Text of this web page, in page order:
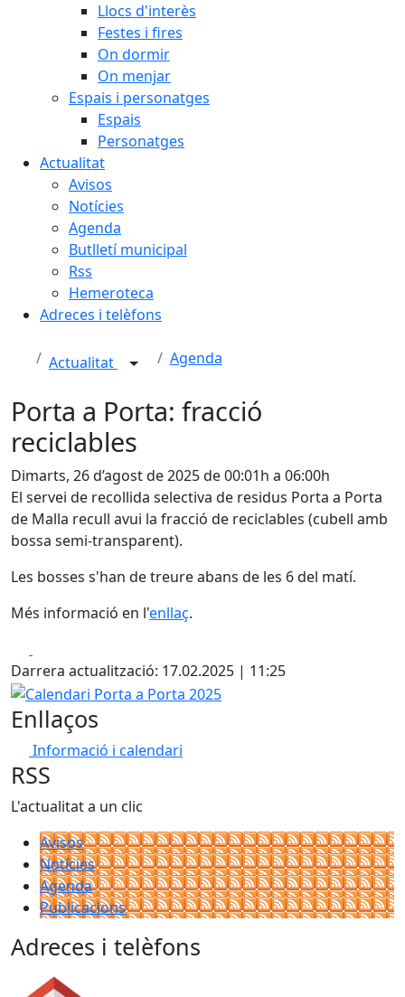
Llocs d'interès
Festes i fires
On dormir
On menjar
Espais i personatges
Espais
Personatges
Actualitat
Avisos
Notícies
Agenda
Butlletí municipal
Rss
Hemeroteca
Adreces i telèfons
Actualitat Agenda
Porta a Porta: fracció
reciclables
Dimarts, 26 d’agost de 2025 de 00:01h a 06:00h
El servei de recollida selectiva de residus Porta a Porta
de Malla recull avui la fracció de reciclables (cubell amb
bossa semi-transparent).
Les bosses s'han de treure abans de les 6 del matí.
Més informació en l'enllaç.
Darrera actualització: 17.02.2025 | 11:25
Calendari Porta a Porta 2025
Enllaços
Informació i calendari
RSS
L'actualitat a un clic
Avisos
Notícies
Agenda
Publicacions
Adreces i telèfons